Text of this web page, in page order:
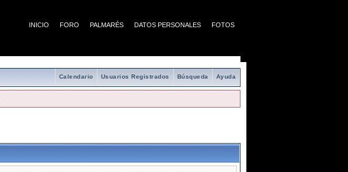
INICIO FORO PALMARÉS DATOS PERSONALES FOTOS
Ayuda
Búsqueda
Usuarios Registrados
Calendario